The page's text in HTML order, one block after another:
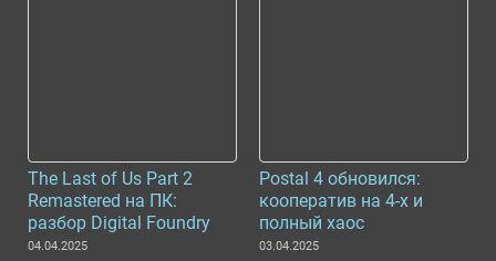
The Last of Us Part 2
Remastered на ПК:
разбор Digital Foundry
04.04.2025
Postal 4 обновился:
кооператив на 4-х и
полный хаос
03.04.2025